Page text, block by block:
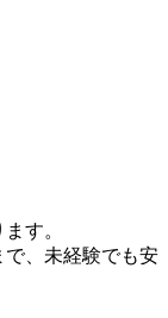
す。
、未経験でも安